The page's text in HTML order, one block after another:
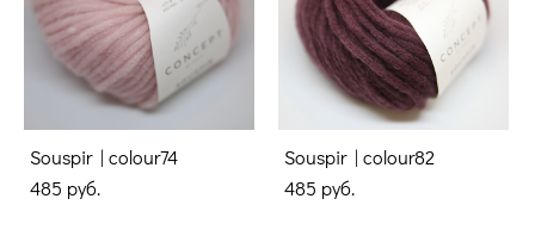
Souspir | colour74
485 pуб.
Souspir | colour82
485 pуб.